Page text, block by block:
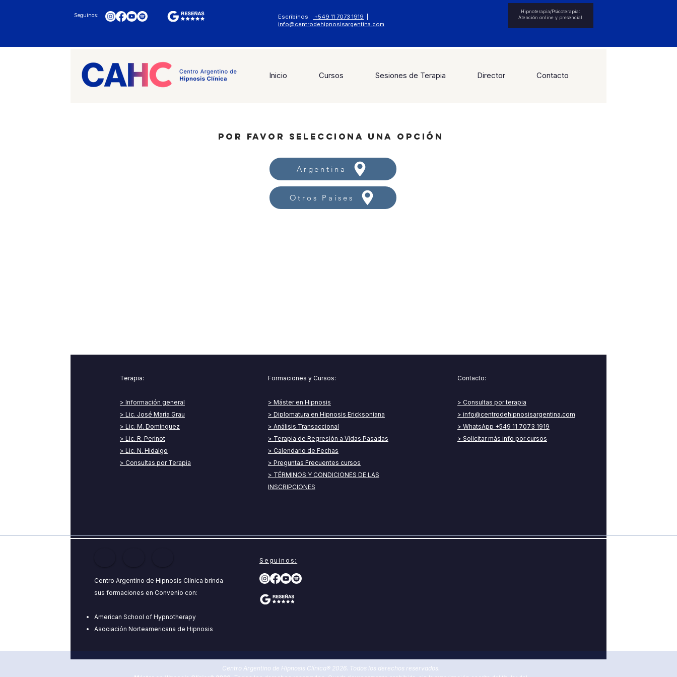
Seguinos: Escribinos: +549 11 7073 1919
info@centrodehipnosisargentina.com
Hipnoterapia/Psicoterapia:
Atención online y presencial
Inicio Cursos Sesiones de Terapia Director Contacto
POR FAVOR SELECCIONA UNA OPCIÓN
Argentina
Otros Países
Terapia:
> Información general
> Lic. José María Grau
> Lic. M. Dominguez
> Lic. R. Perinot
> Lic. N. Hidalgo
> Consultas por Terapia
Formaciones y Cursos:​
> Máster en Hipnosis
> Diplomatura en Hipnosis Ericksoniana
> Análisis Transaccional
> Terapia de Regresión a Vidas Pasadas
> Calendario de Fechas
> Preguntas Frecuentes cursos
> TÉRMINOS Y CONDICIONES DE LAS
INSCRIPCIONES
Contacto:​
> Consultas por terapia
> info@centrodehipnosisargentina.com
> WhatsApp +549 11 7073 1919
> Solicitar más info por cursos
Centro Argentino de Hipnosis Clínica brinda
sus formaciones en Convenio con:
American School of Hypnotherapy
Asociación Norteamericana de Hipnosis
Seguinos:
Centro Argentino de Hipnosis Clínica® 2026. Todos los derechos reservados.